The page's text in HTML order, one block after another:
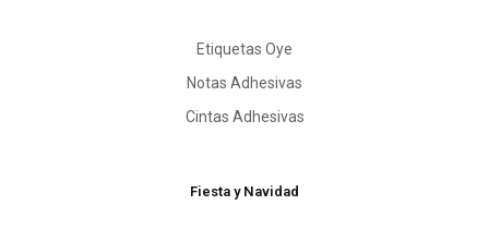
Etiquetas Oye
Notas Adhesivas
Cintas Adhesivas
Fiesta y Navidad